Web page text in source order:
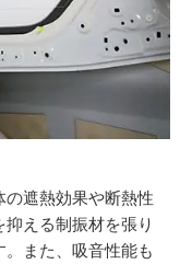
の遮熱効果や断熱性
える制振材を張り
また、吸音性能も